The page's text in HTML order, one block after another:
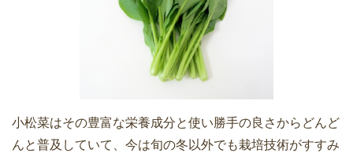
小松菜はその豊富な栄養成分と使い勝手の良さからどんど
んと普及していて、今は旬の冬以外でも栽培技術がすすみ